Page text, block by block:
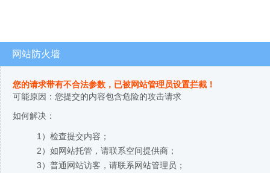
网站防火墙
您的请求带有不合法参数，已被网站管理员设置拦截！
可能原因：您提交的内容包含危险的攻击请求
如何解决：
1）检查提交内容；
2）如网站托管，请联系空间提供商；
3）普通网站访客，请联系网站管理员；